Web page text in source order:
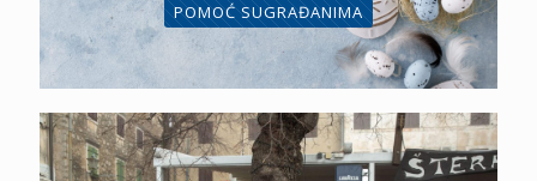
POMOĆ SUGRAĐANIMA